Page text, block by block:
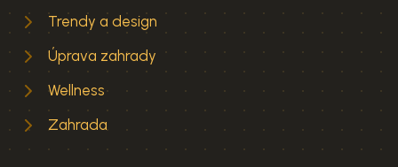
Trendy a design
Úprava zahrady
Wellness
Zahrada